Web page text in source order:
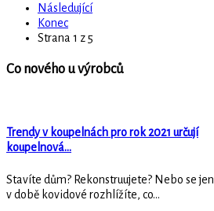
Následující
Konec
Strana 1 z 5
Co nového u výrobců
Trendy v koupelnách pro rok 2021 určují
koupelnová…
Stavíte dům? Rekonstruujete? Nebo se jen
v době kovidové rozhlížíte, co...